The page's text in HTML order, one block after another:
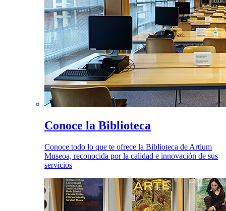
Conoce la Biblioteca
Conoce todo lo que te ofrece la Biblioteca de Artium
Museoa, reconocida por la calidad e innovación de sus
servicios